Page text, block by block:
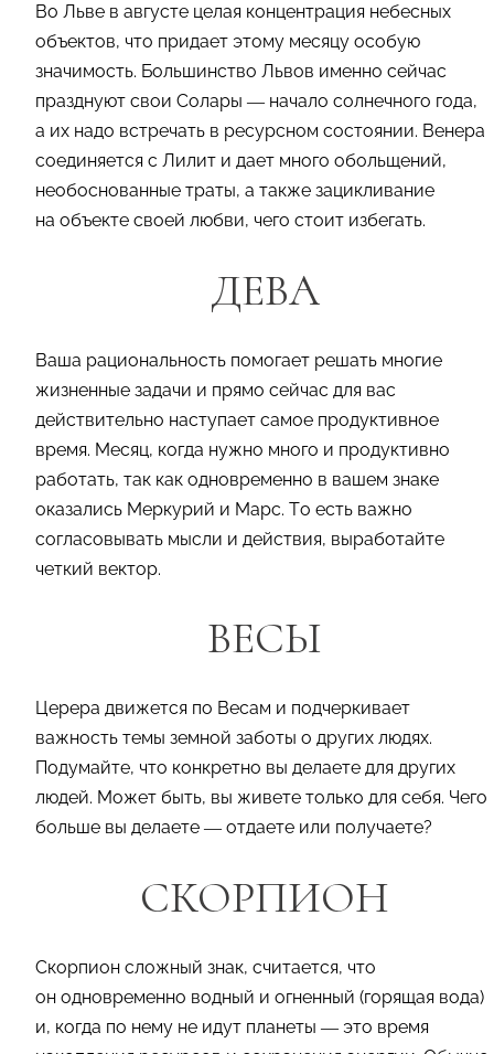
Во Льве в августе целая концентрация небесных
объектов, что придает этому месяцу особую
значимость. Большинство Львов именно сейчас
празднуют свои Солары — начало солнечного года,
а их надо встречать в ресурсном состоянии. Венера
соединяется с Лилит и дает много обольщений,
необоснованные траты, а также зацикливание
на объекте своей любви, чего стоит избегать.
ДЕВА
Ваша рациональность помогает решать многие
жизненные задачи и прямо сейчас для вас
действительно наступает самое продуктивное
время. Месяц, когда нужно много и продуктивно
работать, так как одновременно в вашем знаке
оказались Меркурий и Марс. То есть важно
согласовывать мысли и действия, выработайте
четкий вектор.
ВЕСЫ
Церера движется по Весам и подчеркивает
важность темы земной заботы о других людях.
Подумайте, что конкретно вы делаете для других
людей. Может быть, вы живете только для себя. Чего
больше вы делаете — отдаете или получаете?
СКОРПИОН
Скорпион сложный знак, считается, что
он одновременно водный и огненный (горящая вода)
и, когда по нему не идут планеты — это время